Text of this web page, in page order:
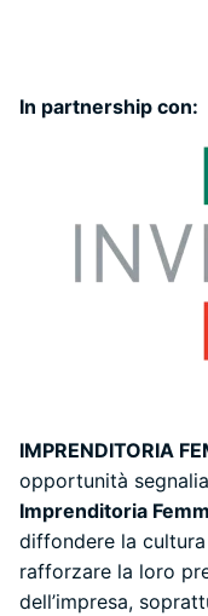
In partnership con:
IMPRENDITORIA
opportunità
Imprenditoria
diffondere la
rafforzare la loro
dell’impresa,